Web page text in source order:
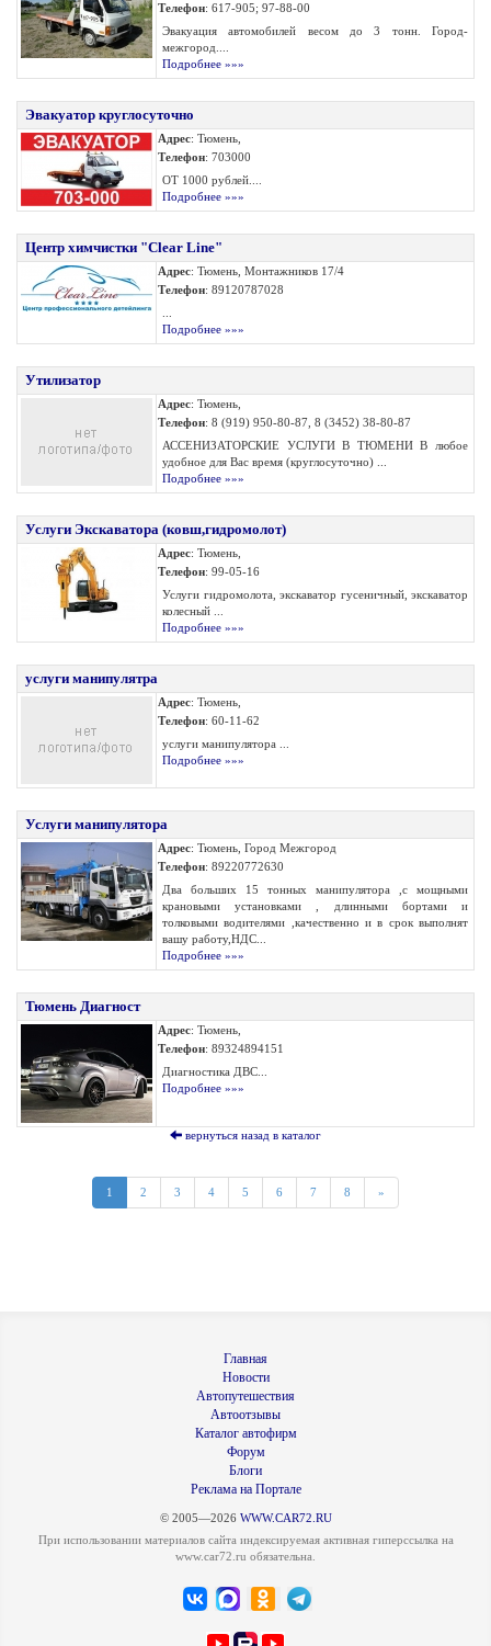
Телефон: 617-905; 97-88-00
Эвакуация автомобилей весом до 3 тонн. Город-
межгород....
Подробнее »»»
Эвакуатор круглосуточно
Адрес: Тюмень,
Телефон: 703000
ОТ 1000 рублей....
Подробнее »»»
Центр химчистки "Clear Line"
Адрес: Тюмень, Монтажников 17/4
Телефон: 89120787028
Подробнее »»»
Утилизатор
Адрес: Тюмень,
Телефон: 8 (919) 950-80-87, 8 (3452) 38-80-87
АССЕНИЗАТОРСКИЕ УСЛУГИ В ТЮМЕНИ В любое
удобное для Вас время (круглосуточно) ...
Подробнее »»»
Услуги Экскаватора (ковш,гидромолот)
Адрес: Тюмень,
Телефон: 99-05-16
Услуги гидромолота, экскаватор гусеничный, экскаватор
колесный ...
Подробнее »»»
услуги манипулятра
Адрес: Тюмень,
Телефон: 60-11-62
услуги манипулятора ...
Подробнее »»»
Услуги манипулятора
Адрес: Тюмень, Город Межгород
Телефон: 89220772630
Два больших 15 тонных манипулятора ,с мощными
крановыми установками , длинными бортами и
толковыми водителями ,качественно и в срок выполнят
вашу работу,НДС...
Подробнее »»»
Тюмень Диагност
Адрес: Тюмень,
Телефон: 89324894151
Диагностика ДВС...
Подробнее »»»
вернуться назад в каталог
1 2 3 4 5 6 7 8 »
Главная
Новости
Автопутешествия
Автоотзывы
Каталог автофирм
Форум
Блоги
Реклама на Портале
© 2005—2026 WWW.CAR72.RU
При использовании материалов сайта индексируемая активная гиперссылка на
www.car72.ru обязательна.